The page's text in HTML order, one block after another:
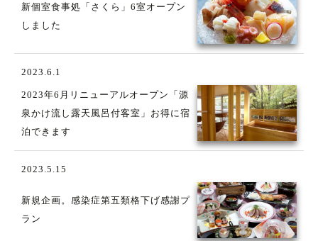
新個室食事処「さくら」6室オープン
しました
2023.6.1
2023年6月リニューアルオープン「源
泉かけ流し露天風呂付客室」お得に宿
泊できます
2023.5.15
新規企画。感染症第五類格下げ感謝プ
ラン